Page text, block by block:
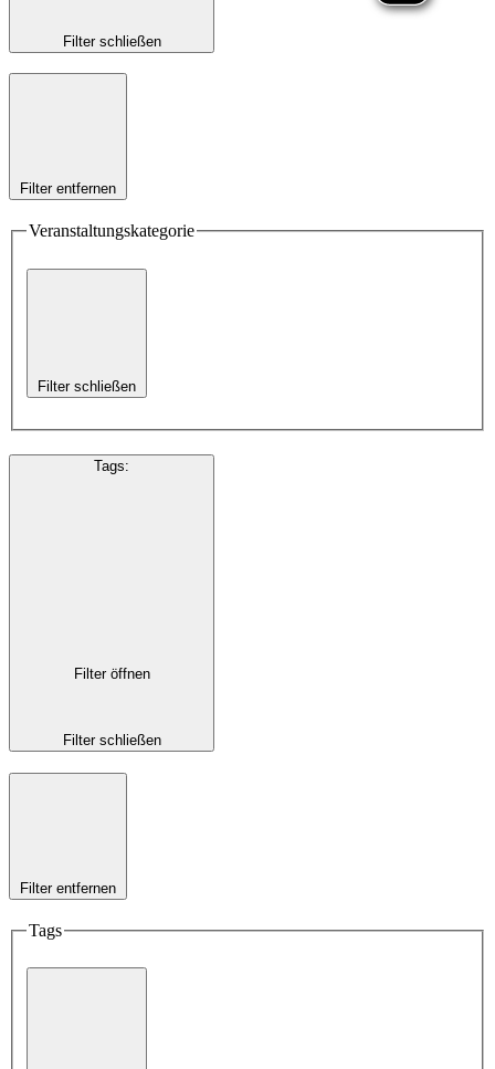
Filter schließen
Filter entfernen
Veranstaltungskategorie
Filter schließen
Tags:
Filter öffnen
Filter schließen
Filter entfernen
Tags